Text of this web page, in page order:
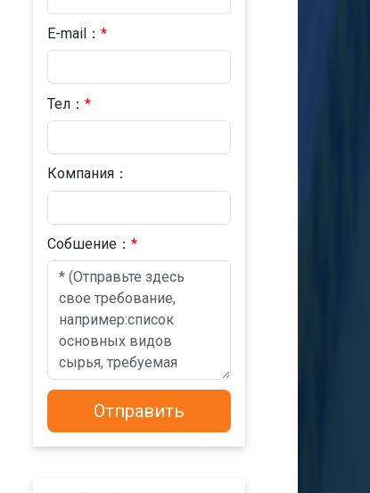
E-mail：*
Тел：*
Компания：
Cобшениe：*